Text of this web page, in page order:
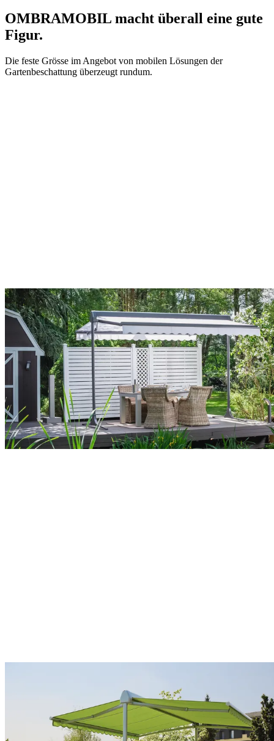
OMBRAMOBIL macht überall eine gute
Figur.
Die feste Grösse im Angebot von mobilen Lösungen der
Gartenbeschattung überzeugt rundum.